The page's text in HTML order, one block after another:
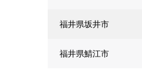
福井県坂井市
福井県鯖江市